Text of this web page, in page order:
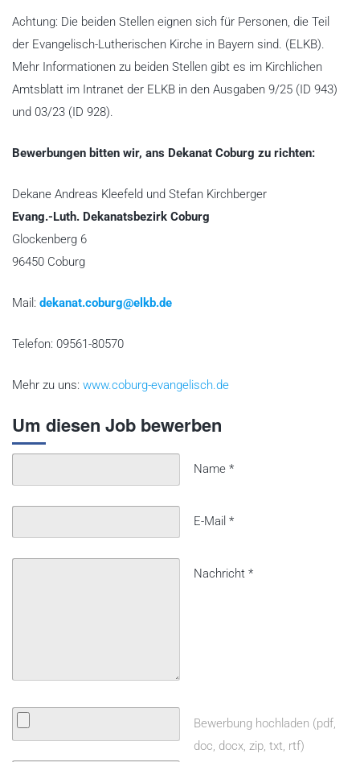
Achtung: Die beiden Stellen eignen sich für Personen, die Teil
der Evangelisch-Lutherischen Kirche in Bayern sind. (ELKB).
Mehr Informationen zu beiden Stellen gibt es im Kirchlichen
Amtsblatt im Intranet der ELKB in den Ausgaben 9/25 (ID 943)
und 03/23 (ID 928).
Bewerbungen bitten wir, ans Dekanat Coburg zu richten:
Dekane Andreas Kleefeld und Stefan Kirchberger
Evang.-Luth. Dekanatsbezirk Coburg
Glockenberg 6
96450 Coburg
Mail: dekanat.coburg@elkb.de
Telefon: 09561-80570
Mehr zu uns: www.coburg-evangelisch.de
Um diesen Job bewerben
Name *
E-Mail *
Nachricht *
Bewerbung hochladen (pdf,
doc, docx, zip, txt, rtf)